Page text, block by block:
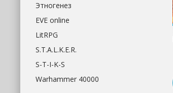
Этногенез
EVE online
LitRPG
S.T.A.L.K.E.R.
S-T-I-K-S
Warhammer 40000